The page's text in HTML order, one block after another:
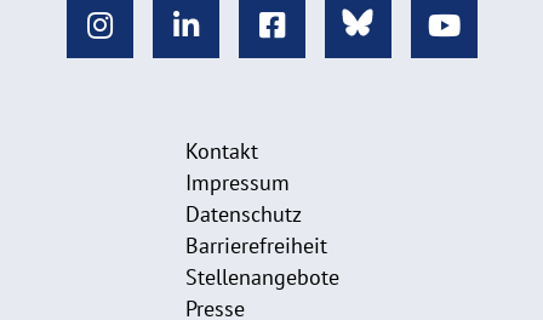
Kontakt
Impressum
Datenschutz
Barrierefreiheit
Stellenangebote
Presse